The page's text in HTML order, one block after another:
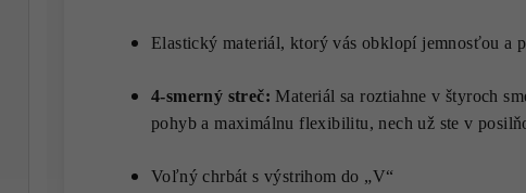
Elastickýmateriál, ktorý vás obklopí jemnosťou a
4-smerný streč: Materiál sa roztiahne v štyroch
pohyb a maximálnu flexibilitu, nech už ste v
Voľný chrbát s výstrihom do „V“